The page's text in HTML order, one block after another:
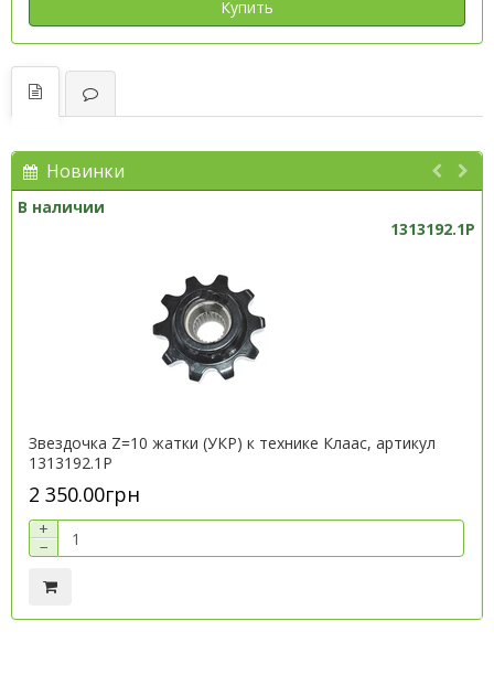
Купить
Новинки
В наличии
1313192.1P
Звездочка Z=10 жатки (УКР) к технике Клаас, артикул
1313192.1P
2 350.00грн
+
−